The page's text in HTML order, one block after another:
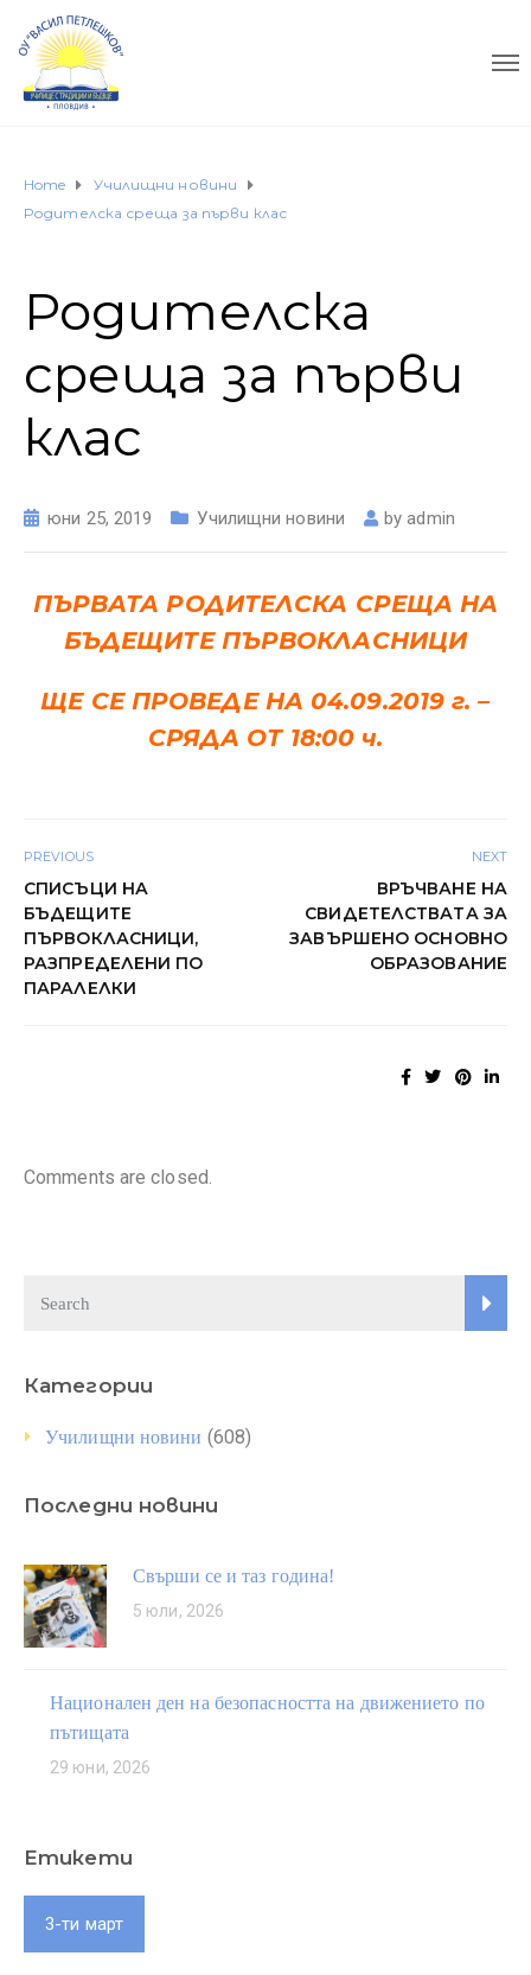
Home
Училищни новини
Родителска среща за първи клас
Родителска
среща за първи
клас
юни 25, 2019 Училищни новини byadmin
ПЪРВАТА РОДИТЕЛСКА СРЕЩА НА
БЪДЕЩИТЕ ПЪРВОКЛАСНИЦИ
ЩЕ СЕ ПРОВЕДЕ НА 04.09.2019 г. –
СРЯДА ОТ 18:00 ч.
PREVIOUS
СПИСЪЦИ НА
БЪДЕЩИТЕ
ПЪРВОКЛАСНИЦИ,
РАЗПРЕДЕЛЕНИ ПО
ПАРАЛЕЛКИ
NEXT
ВРЪЧВАНЕ НА
СВИДЕТЕЛСТВАТА ЗА
ЗАВЪРШЕНО ОСНОВНО
ОБРАЗОВАНИЕ
Comments are closed.
Категории
Училищни новини (608)
Последни новини
Свърши се и таз година!
5 юли, 2026
Национален ден на безопасността на движението по
пътищата
29 юни, 2026
Етикети
3-ти март